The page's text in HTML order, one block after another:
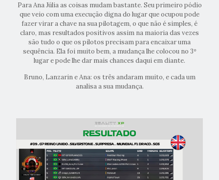
Para Ana Júlia as coisas mudam bastante. Seu primeiro pódio
que veio com uma execução digna do lugar que ocupou pode
fazer virar a chave na sua pilotagem, o que não é simples, é
claro, mas resultados positivos assim na maioria das vezes
são tudo o que os pilotos precisam para encaixar uma
sequência. Ela foi muito bem, a mudança lhe colocou no 3º
lugar e pode lhe dar mais chances daqui em diante.
Bruno, Lanzarin e Ana: os três andaram muito, e cada um
analisa a sua mudança.